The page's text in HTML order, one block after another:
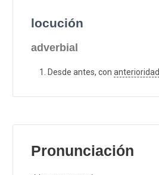
locución
adverbial
Desde antes, con anterioridad
Pronunciación